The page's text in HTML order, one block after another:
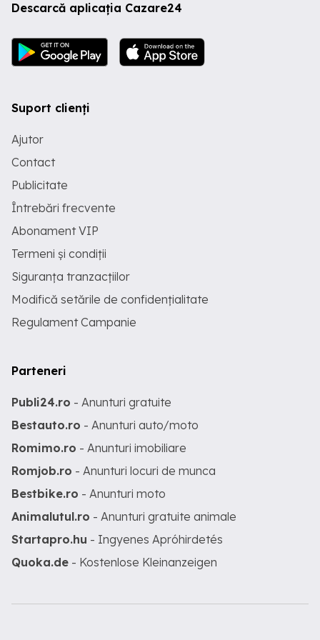
Descarcă aplicația Cazare24
Suport clienți
Ajutor
Contact
Publicitate
Întrebări frecvente
Abonament VIP
Termeni și condiții
Siguranța tranzacțiilor
Modifică setările de confidențialitate
Regulament Campanie
Parteneri
Publi24.ro - Anunturi gratuite
Bestauto.ro - Anunturi auto/moto
Romimo.ro - Anunturi imobiliare
Romjob.ro - Anunturi locuri de munca
Bestbike.ro - Anunturi moto
Animalutul.ro - Anunturi gratuite animale
Startapro.hu - Ingyenes Apróhirdetés
Quoka.de - Kostenlose Kleinanzeigen